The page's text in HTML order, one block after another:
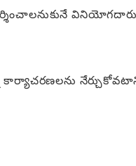
కార్యాచరణలను